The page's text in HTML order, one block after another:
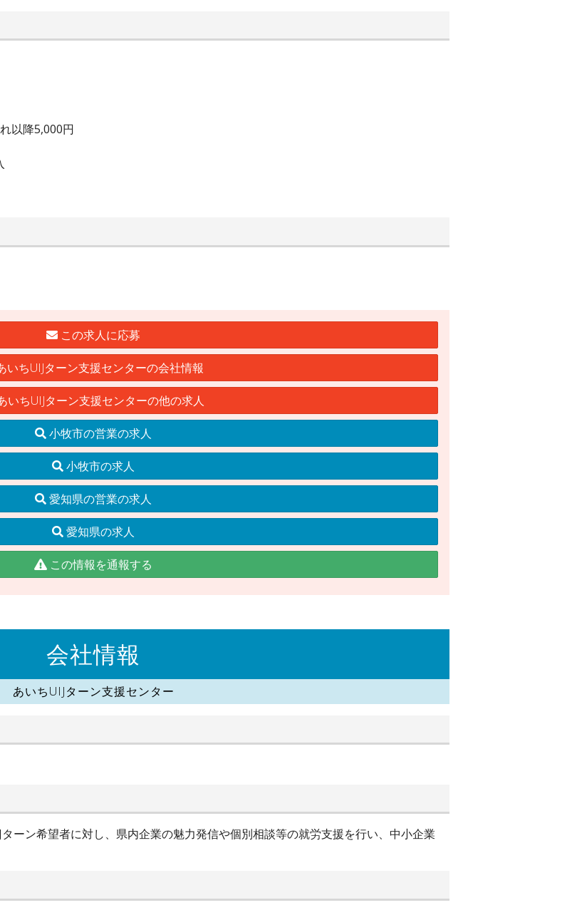
以降5,000円
この求人に応募
いちUIJターン支援センターの会社情報
いちUIJターン支援センターの他の求人
小牧市の営業の求人
小牧市の求人
愛知県の営業の求人
愛知県の求人
この情報を通報する
会社情報
あいちUIJターン支援センター
ーン希望者に対し、県内企業の魅力発信や個別相談等の就労支援を行い、中小企業